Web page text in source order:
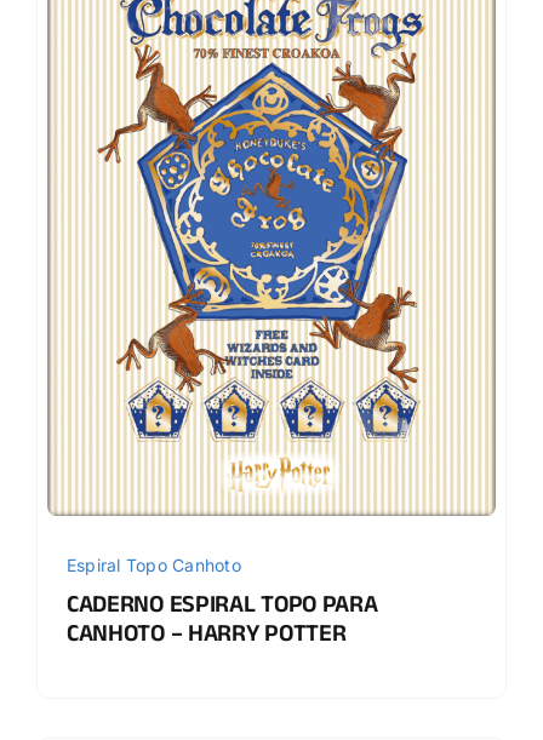
Espiral Topo Canhoto
CADERNO ESPIRAL TOPO PARA
CANHOTO – HARRY POTTER